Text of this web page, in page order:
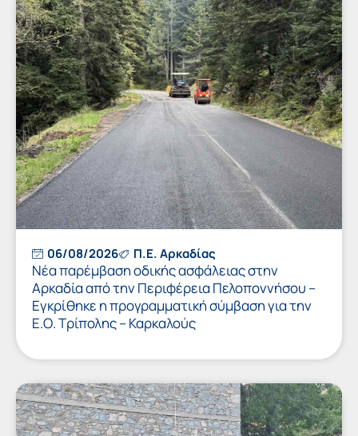
06/08/2026 Π.Ε. Αρκαδίας
Νέα παρέμβαση οδικής ασφάλειας στην
Αρκαδία από την Περιφέρεια Πελοποννήσου –
Εγκρίθηκε η προγραμματική σύμβαση για την
Ε.Ο. Τρίπολης – Καρκαλούς